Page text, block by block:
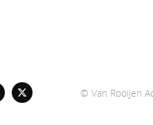
© Van Rooijen